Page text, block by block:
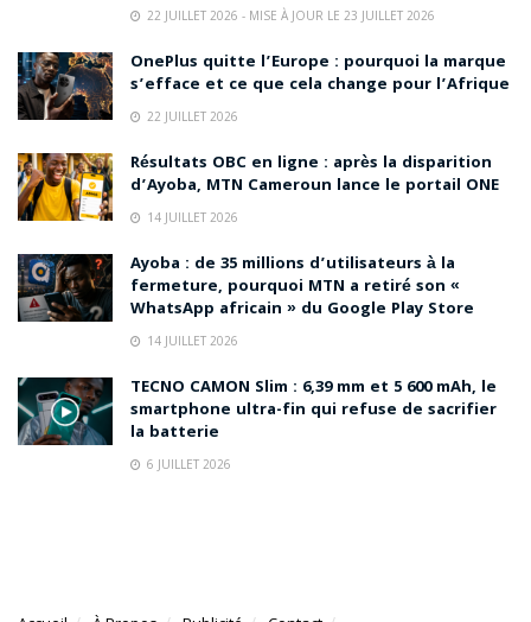
22 JUILLET 2026 - MISE À JOUR LE 23 JUILLET 2026
OnePlus quitte l’Europe : pourquoi la marque
s’efface et ce que cela change pour l’Afrique
22 JUILLET 2026
Résultats OBC en ligne : après la disparition
d’Ayoba, MTN Cameroun lance le portail ONE
14 JUILLET 2026
Ayoba : de 35 millions d’utilisateurs à la
fermeture, pourquoi MTN a retiré son «
WhatsApp africain » du Google Play Store
14 JUILLET 2026
TECNO CAMON Slim : 6,39 mm et 5 600 mAh, le
smartphone ultra-fin qui refuse de sacrifier
la batterie
6 JUILLET 2026